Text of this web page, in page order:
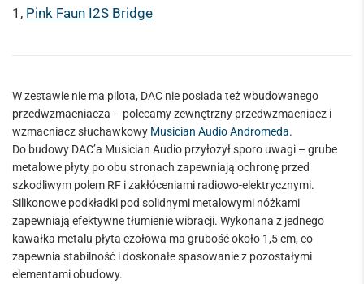
1, Pink Faun I2S Bridge
W zestawie nie ma pilota, DAC nie posiada też wbudowanego
przedwzmacniacza – polecamy zewnętrzny przedwzmacniacz i
wzmacniacz słuchawkowy Musician Audio Andromeda.
Do budowy DAC’a Musician Audio przyłożył sporo uwagi – grube
metalowe płyty po obu stronach zapewniają ochronę przed
szkodliwym polem RF i zakłóceniami radiowo-elektrycznymi.
Silikonowe podkładki pod solidnymi metalowymi nóżkami
zapewniają efektywne tłumienie wibracji. Wykonana z jednego
kawałka metalu płyta czołowa ma grubość około 1,5 cm, co
zapewnia stabilność i doskonałe spasowanie z pozostałymi
elementami obudowy.